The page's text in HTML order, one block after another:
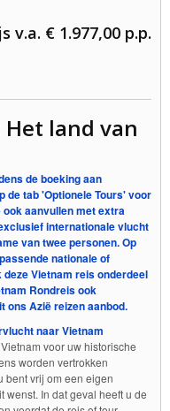
v.a. € 1.977,00 p.p.
land van
de boeking aan
de tab 'Optionele Tours' voor
aanvullen met extra
internationale vlucht
van twee personen. Op
nationale of
Vietnam reis onderdeel
Rondreis ook
ons Azië reizen aanbod.
naar Vietnam
voor uw historische
worden vertrokken
bent vrij om een eigen
In dat geval heeft u de